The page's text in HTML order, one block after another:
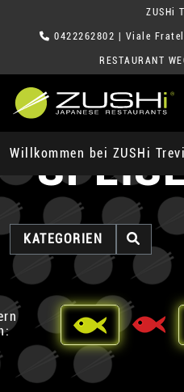
ZUSHi
0422262802 | Viale
RESTAURANT
Willkommen bei ZUSHi
KATEGORIEN